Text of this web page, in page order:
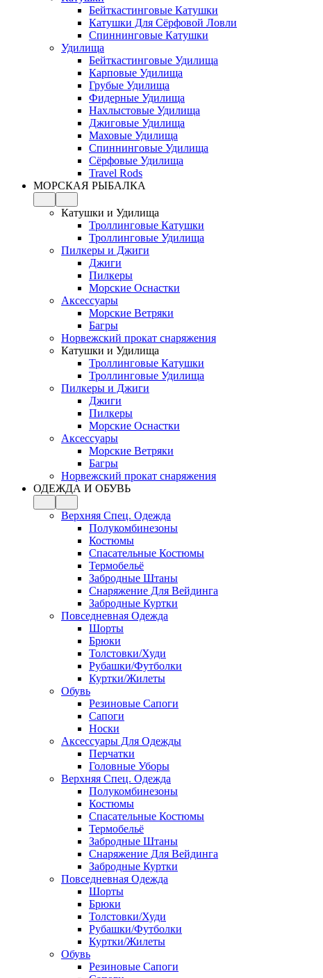
Бейткастинговые Катушки
Катушки Для Сёрфовой Ловли
Спиннинговые Катушки
Удилища
Бейткастинговые Удилища
Карповые Удилища
Грубые Удилища
Фидерные Удилища
Нахлыстовые Удилища
Джиговые Удилища
Маховые Удилища
Спиннинговые Удилища
Сёрфовые Удилища
Travel Rods
МОРСКАЯ РЫБАЛКА
Катушки и Удилища
Троллинговые Катушки
Троллинговые Удилища
Пилкеры и Джиги
Джиги
Пилкеры
Морские Оснастки
Аксессуары
Морские Ветряки
Багры
Норвежский прокат снаряжения
Катушки и Удилища
Троллинговые Катушки
Троллинговые Удилища
Пилкеры и Джиги
Джиги
Пилкеры
Морские Оснастки
Аксессуары
Морские Ветряки
Багры
Норвежский прокат снаряжения
ОДЕЖДА И ОБУВЬ
Верхняя Спец. Одежда
Полукомбинезоны
Костюмы
Спасательные Костюмы
Термобельё
Забродные Штаны
Снаряжение Для Вейдинга
Забродные Куртки
Повседневная Одежда
Шорты
Брюки
Толстовки/Худи
Рубашки/Футболки
Куртки/Жилеты
Обувь
Резиновые Сапоги
Сапоги
Носки
Аксессуары Для Одежды
Перчатки
Головные Уборы
Верхняя Спец. Одежда
Полукомбинезоны
Костюмы
Спасательные Костюмы
Термобельё
Забродные Штаны
Снаряжение Для Вейдинга
Забродные Куртки
Повседневная Одежда
Шорты
Брюки
Толстовки/Худи
Рубашки/Футболки
Куртки/Жилеты
Обувь
Резиновые Сапоги